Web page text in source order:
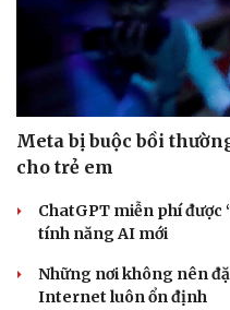
Văn hóa
Sân khấu - Điện ảnh
Âm nhạc
Di sản
Meta bị buộc bồi
cho trẻ em
ChatGPT miễn phí được
tính năng AI mới
Những nơi không nên
Internet luôn ổn định